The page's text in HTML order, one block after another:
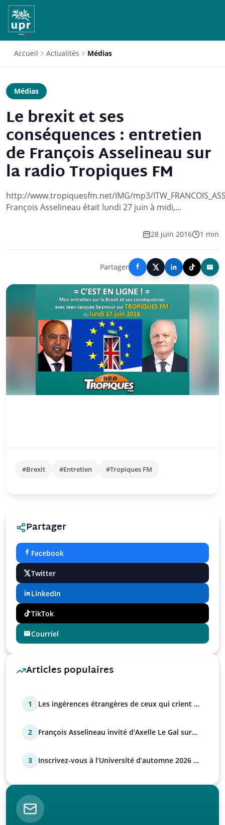
Accueil Actualités Médias
Médias
Le brexit et ses
conséquences : entretien
de François Asselineau sur
la radio Tropiques FM
http://www.tropiquesfm.net/IMG/mp3/
François Asselineau était lundi 27 juin à midi,…
28 juin 2016 1 min
Partager
#Brexit #Entretien #Tropiques FM
Partager
Facebook
Twitter
LinkedIn
TikTok
Courriel
Articles populaires
1
Les ingérences étrangères de ceux qui crient à
2
François Asselineau invité d'Axelle Le Gal sur
3
Inscrivez-vous à l’Université d’automne 2026 de